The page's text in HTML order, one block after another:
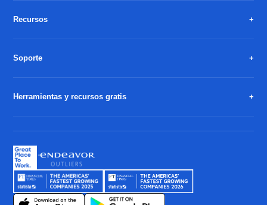
Recursos
Soporte
Herramientas y recursos gratis